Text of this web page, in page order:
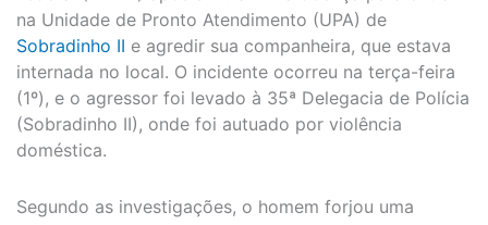
na Unidade de Pronto Atendimento (UPA) de
Sobradinho II e agredir sua companheira, que estava
internada no local. O incidente ocorreu na terça-feira
(1º), e o agressor foi levado à 35ª Delegacia de Polícia
(Sobradinho II), onde foi autuado por violência
doméstica.
Segundo as investigações, o homem forjou uma